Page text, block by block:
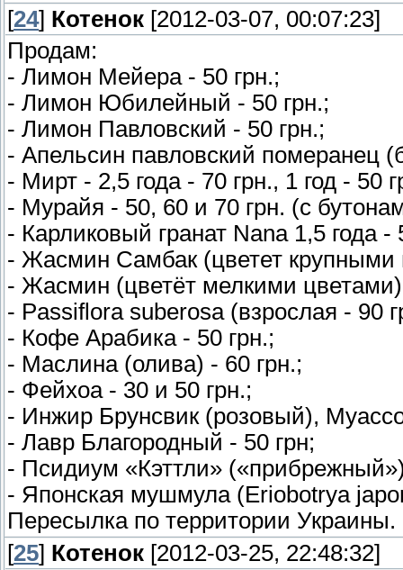
[24] Котенок [2012-03-07, 00:07:23]
Продам:
- Лимон Мейера - 50 грн.;
- Лимон Юбилейный - 50 грн.;
- Лимон Павловский - 50 грн.;
- Апельсин павловский померанец
- Мирт - 2,5 года - 70 грн., 1 год - 50
- Мурайя - 50, 60 и 70 грн. (с
- Карликовый гранат Nana 1,5 года
- Жасмин Самбак (цветет крупными
- Жасмин (цветёт мелкими цветами)
- Passiflora suberosa (взрослая - 90
- Кофе Арабика - 50 грн.;
- Маслина (олива) - 60 грн.;
- Фейхоа - 30 и 50 грн.;
- Инжир Брунсвик (розовый),
- Лавр Благородный - 50 грн;
- Псидиум «Кэттли»
- Японская мушмула (Eriobotrya
Пересылка по территории Украины.
[25] Котенок [2012-03-25, 22:48:32]